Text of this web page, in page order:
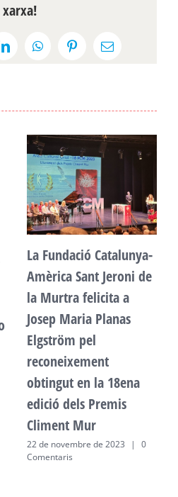
xarxa!
LinkedInWhatsAppPinterestEmail:
La Fundació Catalunya-
Amèrica Sant Jeroni de
la Murtra felicita a
Josep Maria Planas
Elgström pel
reconeixement
obtingut en la 18ena
edició dels Premis
Climent Mur
22 de novembre de 2023 |
0
Comentaris